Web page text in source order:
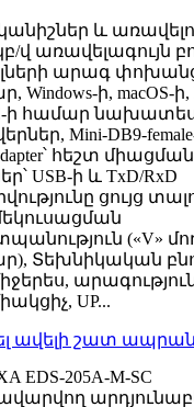
և
վ առավելագույն
արագ
Windows-ի, macOS-
ի համար
Mini-DB9-
հեշտ
USB-ի և TxD/RxD
ցույց
(«V»
Տեխնիկական
UP...
ավելի շատ